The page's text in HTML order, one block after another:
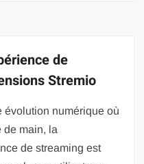
de
Stremio
évolution numérique où
de main, la
de streaming est